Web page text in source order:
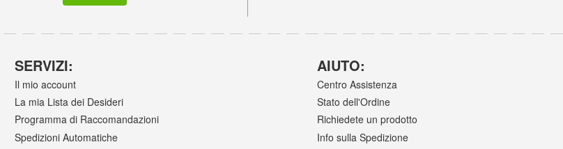
SERVIZI:
Il mio account
La mia Lista dei Desideri
Programma di Raccomandazioni
Spedizioni Automatiche
AIUTO:
Centro Assistenza
Stato dell'Ordine
Richiedete un prodotto
Info sulla Spedizione